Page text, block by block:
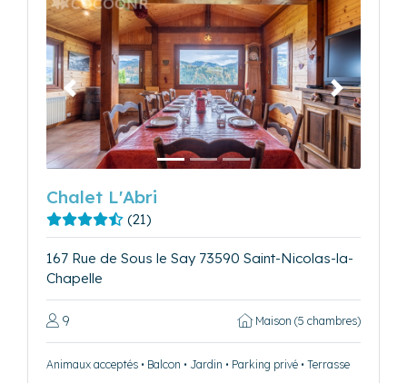
Précédent Suivant
Chalet L'Abri
(21)
167 Rue de Sous le Say 73590 Saint-Nicolas-la-
Chapelle
9 Maison (5 chambres)
Animaux acceptés • Balcon • Jardin • Parking privé • Terrasse